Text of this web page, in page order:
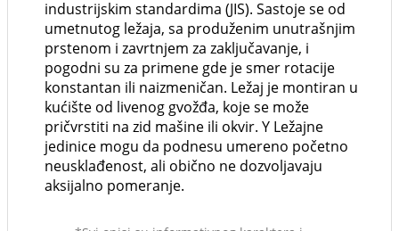
industrijskim standardima (JIS). Sastoje se od
umetnutog ležaja, sa produženim unutrašnjim
prstenom i zavrtnjem za zaključavanje, i
pogodni su za primene gde je smer rotacije
konstantan ili naizmeničan. Ležaj je montiran u
kućište od livenog gvožđa, koje se može
pričvrstiti na zid mašine ili okvir. Y Ležajne
jedinice mogu da podnesu umereno početno
neusklađenost, ali obično ne dozvoljavaju
aksijalno pomeranje.